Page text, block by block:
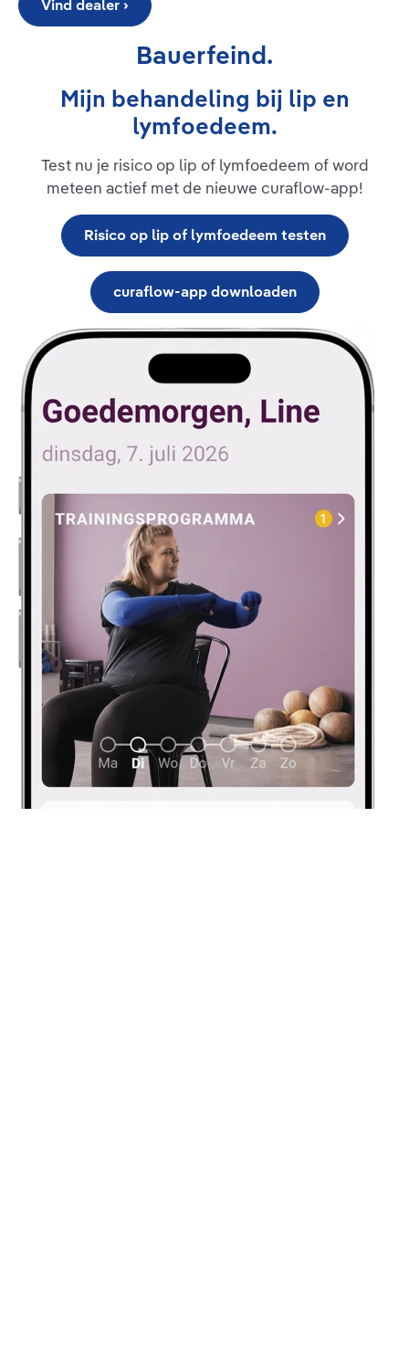
Vind dealer ›
Bauerfeind.
Mijn behandeling bij lip en
lymfoedeem.
Test nu je risico op lip of lymfoedeem of word
meteen actief met de nieuwe curaflow-app!
Risico op lip of lymfoedeem testen
curaflow-app downloaden